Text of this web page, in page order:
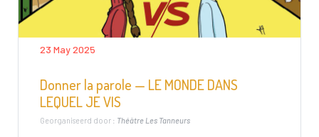
23 May 2025
Donner la parole — LE MONDE DANS
LEQUEL JE VIS
Georganiseerd door : Théâtre Les Tanneurs